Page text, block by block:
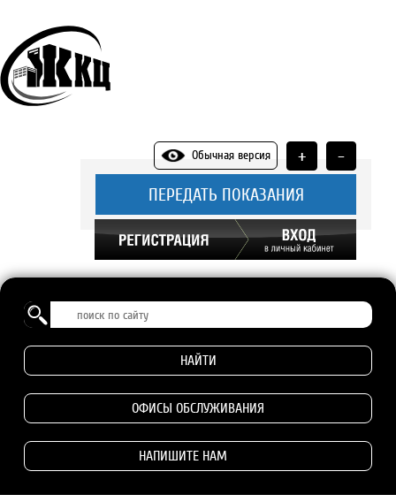
-
+
Обычная версия
ПЕРЕДАТЬ ПОКАЗАНИЯ
НАЙТИ
ОФИСЫ ОБСЛУЖИВАНИЯ
НАПИШИТЕ НАМ